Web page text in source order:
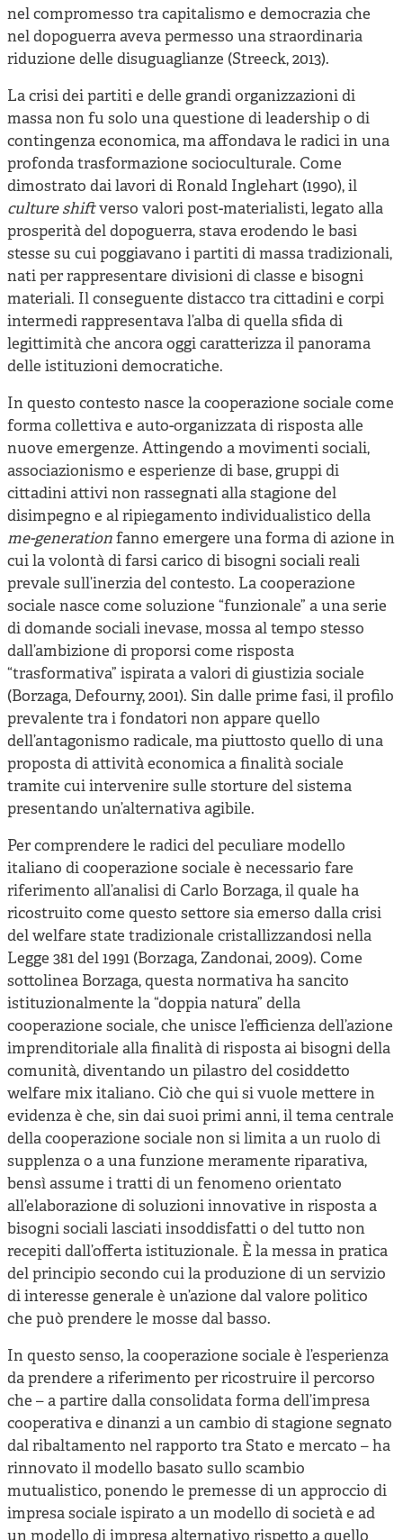
nel compromesso tra capitalismo e democrazia che
nel dopoguerra aveva permesso una straordinaria
riduzione delle disuguaglianze (Streeck, 2013).
La crisi dei partiti e delle grandi organizzazioni di
massa non fu solo una questione di leadership o di
contingenza economica, ma affondava le radici in una
profonda trasformazione socioculturale. Come
dimostrato dai lavori di Ronald Inglehart (1990), il
culture shiftverso valori post-materialisti, legato alla
prosperità del dopoguerra, stava erodendo le basi
stesse su cui poggiavano i partiti di massa tradizionali,
nati per rappresentare divisioni di classe e bisogni
materiali. Il conseguente distacco tra cittadini e corpi
intermedi rappresentava l’alba di quella sfida di
legittimità che ancora oggi caratterizza il panorama
delle istituzioni democratiche.
In questo contesto nasce la cooperazione sociale come
forma collettiva e auto-organizzata di risposta alle
nuove emergenze. Attingendo a movimenti sociali,
associazionismo e esperienze di base, gruppi di
cittadini attivi non rassegnati alla stagione del
disimpegno e al ripiegamento individualistico della
me-generationfanno emergere una forma di azione in
cui la volontà di farsi carico di bisogni sociali reali
prevale sull’inerzia del contesto. La cooperazione
sociale nasce come soluzione “funzionale” a una serie
di domande sociali inevase, mossa al tempo stesso
dall’ambizione di proporsi come risposta
“trasformativa” ispirata a valori di giustizia sociale
(Borzaga, Defourny, 2001). Sin dalle prime fasi, il profilo
prevalente tra i fondatori non appare quello
dell’antagonismo radicale, ma piuttosto quello di una
proposta di attività economica a finalità sociale
tramite cui intervenire sulle storture del sistema
presentando un’alternativa agibile.
Per comprendere le radici del peculiare modello
italiano di cooperazione sociale è necessario fare
riferimento all’analisi di Carlo Borzaga, il quale ha
ricostruito come questo settore sia emerso dalla crisi
del welfare state tradizionale cristallizzandosi nella
Legge 381 del 1991 (Borzaga, Zandonai, 2009). Come
sottolinea Borzaga, questa normativa ha sancito
istituzionalmente la “doppia natura” della
cooperazione sociale, che unisce l’efficienza dell’azione
imprenditoriale alla finalità di risposta ai bisogni della
comunità, diventando un pilastro del cosiddetto
welfare mix italiano. Ciò che qui si vuole mettere in
evidenza è che, sin dai suoi primi anni, il tema centrale
della cooperazione sociale non si limita a un ruolo di
supplenza o a una funzione meramente riparativa,
bensì assume i tratti di un fenomeno orientato
all’elaborazione di soluzioni innovative in risposta a
bisogni sociali lasciati insoddisfatti o del tutto non
recepiti dall’offerta istituzionale. È la messa in pratica
del principio secondo cui la produzione di un servizio
di interesse generale è un’azione dal valore politico
che può prendere le mosse dal basso.
In questo senso, la cooperazione sociale è l’esperienza
da prendere a riferimento per ricostruire il percorso
che – a partire dalla consolidata forma dell’impresa
cooperativa e dinanzi a un cambio di stagione segnato
dal ribaltamento nel rapporto tra Stato e mercato – ha
rinnovato il modello basato sullo scambio
mutualistico, ponendo le premesse di un approccio di
impresa sociale ispirato a un modello di società e ad